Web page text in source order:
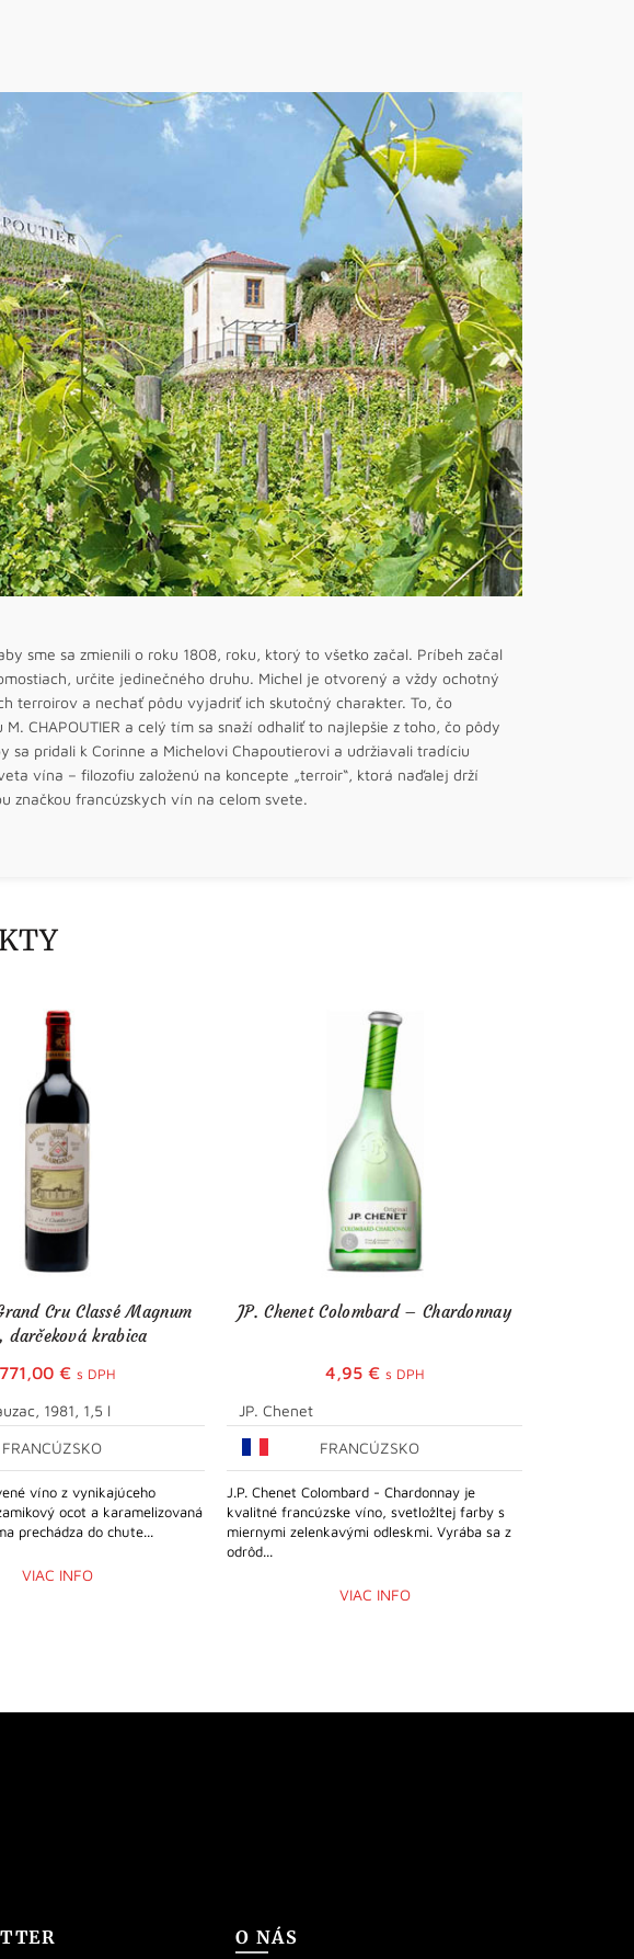
sme sa zmienili o roku 1808, roku, ktorý to všetko začal. Príbeh začal
určite jedinečného druhu. Michel je otvorený a vždy ochotný
terroirov a nechať pôdu vyjadriť ich skutočný charakter. To, čo
CHAPOUTIER a celý tím sa snaží odhaliť to najlepšie z toho, čo pôdy
sa pridali k Corinne a Michelovi Chapoutierovi a udržiavali tradíciu
vína – filozofiu založenú na koncepte „terroir“, ktorá naďalej drží
značkou francúzskych vín na celom svete.
Cru Classé Magnum
darčeková krabica
771,00 € s DPH
1981, 1,5 l
FRANCÚZSKO
víno z vynikajúceho
ocot a karamelizovaná
prechádza do chute...
VIAC INFO
JP. Chenet Colombard – Chardonnay
4,95 € s DPH
JP. Chenet
FRANCÚZSKO
J.P. Chenet Colombard - Chardonnay je
kvalitné francúzske víno, svetložltej farby s
miernymi zelenkavými odleskmi. Vyrába sa z
odrôd...
VIAC INFO
O NÁS